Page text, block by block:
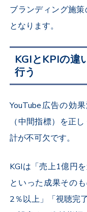
ブランディング施
となります。
KGIとKPIの違
行う
YouTube広告の効果
（中間指標）を正
計が不可欠です。
KGIは「売上1億円
といった成果その
2％以上」「視聴完